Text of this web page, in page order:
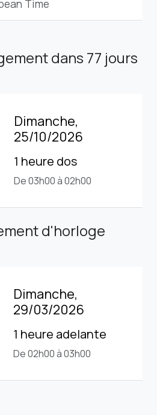
Time
dans 77 jours
Dimanche,
25/10/2026
1 heure dos
De 03h00 à 02h00
d'horloge
Dimanche,
29/03/2026
1 heure adelante
De 02h00 à 03h00